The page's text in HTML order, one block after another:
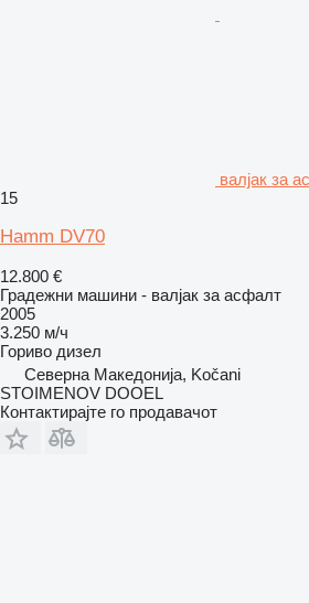
валјак за
15
Hamm DV70
12.800 €
Градежни машини - валјак за асфалт
2005
3.250 м/ч
Гориво дизел
Северна Македонија, Kočani
STOIMENOV DOOEL
Контактирајте го продавачот